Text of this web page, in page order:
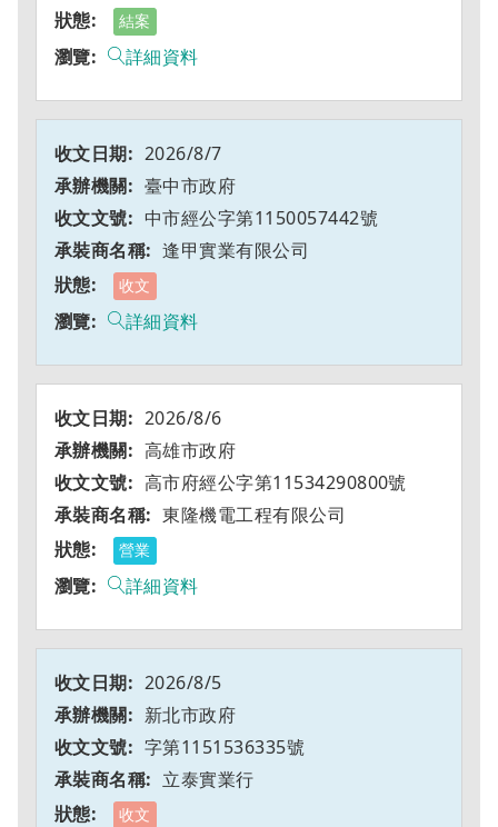
結案
詳細資料
2026/8/7
臺中市政府
中市經公字第1150057442號
逢甲實業有限公司
收文
詳細資料
2026/8/6
高雄市政府
高市府經公字第11534290800號
東隆機電工程有限公司
營業
詳細資料
2026/8/5
新北市政府
字第1151536335號
立泰實業行
收文